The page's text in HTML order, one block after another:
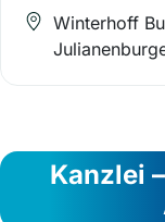
Winterhoff
Kanzlei